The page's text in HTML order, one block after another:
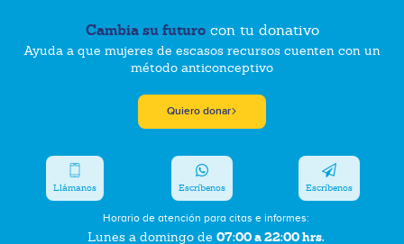
Cambia su futurocon tu donativo
Ayuda a que mujeres de escasos recursos cuenten con un
método anticonceptivo
Quiero donar
Horario de atención para citas e informes:
Lunes a domingo de 07:00 a 22:00 hrs.
Llámanos Escríbenos Escríbenos